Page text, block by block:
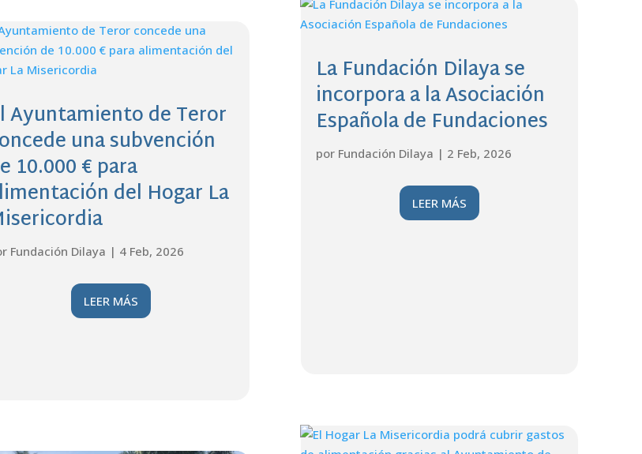
Ayuntamiento de Teror
una subvención
10.000 € para
del Hogar La
Fundación Dilaya | 4 Feb, 2026
LEER MÁS
La Fundación Dilaya se
incorpora a la Asociación
Española de Fundaciones
por Fundación Dilaya | 2 Feb, 2026
LEER MÁS